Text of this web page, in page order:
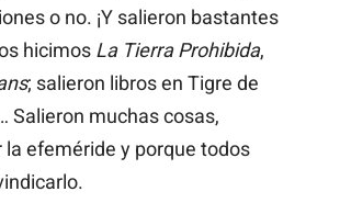
o no. ¡Y salieron bastantes
hicimos La Tierra Prohibida,
; salieron libros en Tigre de
Salieron muchas cosas,
la efeméride y porque todos